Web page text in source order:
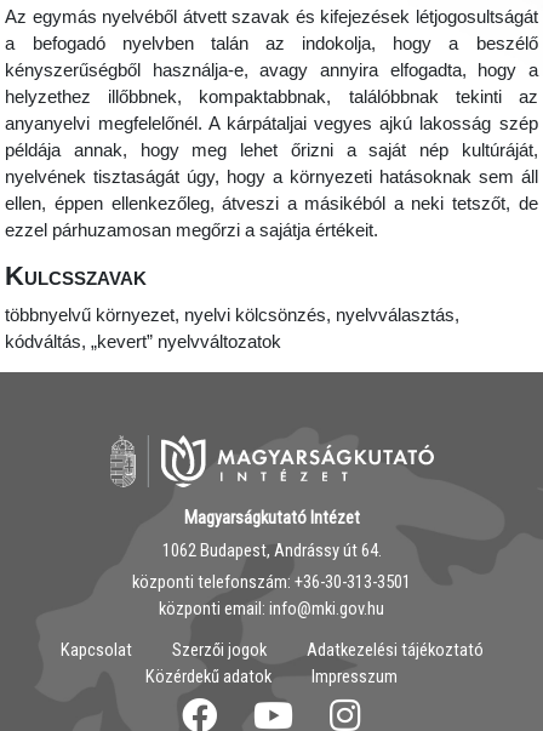
Az egymás nyelvéből átvett szavak és kifejezések létjogosultságát
a befogadó nyelvben talán az indokolja, hogy a beszélő
kényszerűségből használja-e, avagy annyira elfogadta, hogy a
helyzethez illőbbnek, kompaktabbnak, találóbbnak tekinti az
anyanyelvi megfelelőnél. A kárpátaljai vegyes ajkú lakosság szép
példája annak, hogy meg lehet őrizni a saját nép kultúráját,
nyelvének tisztaságát úgy, hogy a környezeti hatásoknak sem áll
ellen, éppen ellenkezőleg, átveszi a másikéból a neki tetszőt, de
ezzel párhuzamosan megőrzi a sajátja értékeit.
Kulcsszavak
többnyelvű környezet, nyelvi kölcsönzés, nyelvválasztás,
kódváltás, „kevert” nyelvváltozatok
Magyarságkutató Intézet
1062 Budapest, Andrássy út 64.
központi telefonszám: ‭+36-30-313-3501
központi email: info@mki.gov.hu
Kapcsolat
Szerzői jogok
Adatkezelési tájékoztató
Közérdekű adatok
Impresszum